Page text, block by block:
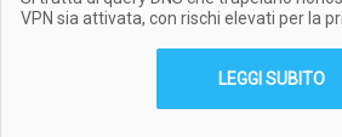
VPN sia attivata, con rischi elevati per la
LEGGI SUBITO